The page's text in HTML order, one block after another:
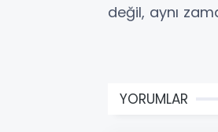
değil, aynı
YORUMLAR